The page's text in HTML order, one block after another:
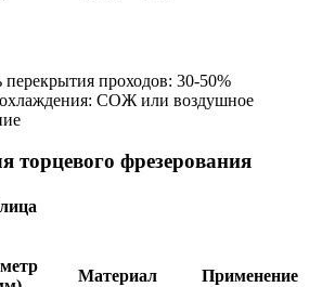
перекрытия проходов: 30-50%
СОЖ или воздушное
торцевого фрезерования
Материал Применение